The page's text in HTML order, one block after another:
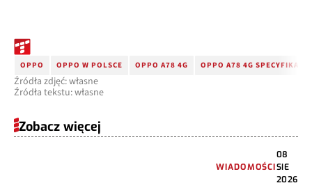
OPPO OPPO W POLSCE OPPO A78 4G OPPO A78 4G
Źródła zdjęć: własne
Źródła tekstu: własne
Zobacz więcej
WIADOMOŚCI
08
SIE
2026